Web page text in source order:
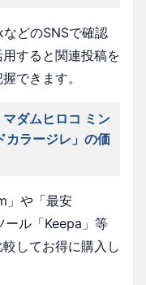
どのSNSで確認
すると関連投稿を
できます。
ダムヒロコ ミン
カラージレ」の価
」や「最安
ル「Keepa」等
してお得に購入し